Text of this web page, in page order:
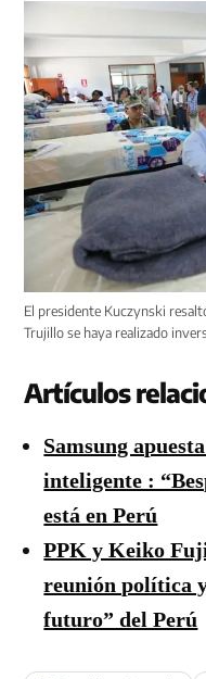
El presidente Kuczynski
Trujillo se haya realizado
Artículos
Samsung
inteligente :
está en Perú
PPK y Keiko
reunión política
futuro” del Perú